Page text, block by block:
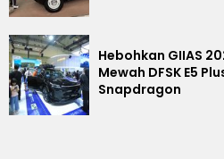
Hebohkan GIIAS
Mewah DFSK E5
Snapdragon